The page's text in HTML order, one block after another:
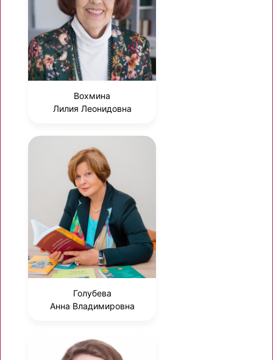
Вохмина
Лилия Леонидовна
Голубева
Анна Владимировна